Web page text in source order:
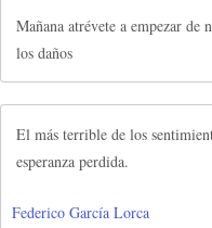
Mañana atrévete a empezar de
los daños
El más terrible de los
esperanza perdida.
Federico García Lorca